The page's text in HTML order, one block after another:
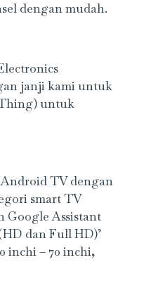
dengan mudah.
janji kami untuk
untuk
Android TV dengan
smart TV
Google Assistant
dan Full HD)’
inchi – 70 inchi,